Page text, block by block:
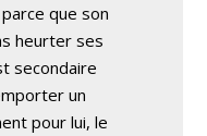
parce que son
heurter ses
secondaire
un
pour lui, le